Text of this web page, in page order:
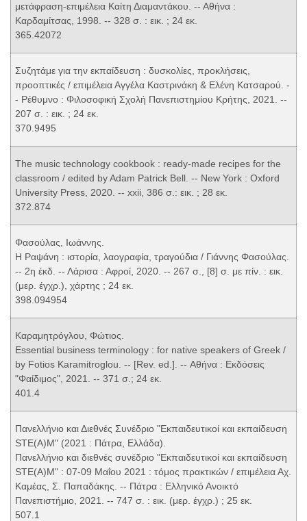
μετάφραση-επιμέλεια Καίτη Διαμαντάκου. -- Αθήνα :
Καρδαμίτσας, 1998. -- 328 σ. : εικ. ; 24 εκ.
365.42072
Συζητάμε για την εκπαίδευση : δυσκολίες, προκλήσεις,
προοπτικές / επιμέλεια Αγγέλα Καστρινάκη & Ελένη Κατσαρού. -
- Ρέθυμνο : Φιλοσοφική Σχολή Πανεπιστημίου Κρήτης, 2021. --
207 σ. : εικ. ; 24 εκ.
370.9495
The music technology cookbook : ready-made recipes for the
classroom / edited by Adam Patrick Bell. -- New York : Oxford
University Press, 2020. -- xxii, 386 σ.: εικ. ; 28 εκ.
372.874
Φασούλας, Ιωάννης.
Η Ραψάνη : ιστορία, λαογραφία, τραγούδια / Γιάννης Φασούλας.
-- 2η έκδ. -- Λάρισα : Αφροί, 2020. -- 267 σ., [8] σ. με πίν. : εικ.
(μερ. έγχρ.), χάρτης ; 24 εκ.
398.094954
Καραμητρόγλου, Φώτιος.
Essential business terminology : for native speakers of Greek /
by Fotios Karamitroglou. -- [Rev. ed.]. -- Αθήνα : Εκδόσεις
"Φαίδιμος", 2021. -- 371 σ.; 24 εκ.
401.4
Πανελλήνιο και Διεθνές Συνέδριο "Εκπαιδευτικοί και εκπαίδευση
STE(A)M" (2021 : Πάτρα, Ελλάδα).
Πανελλήνιο και διεθνές συνέδριο "Εκπαιδευτικοί και εκπαίδευση
STE(A)M" : 07-09 Μαΐου 2021 : τόμος πρακτικών / επιμέλεια Αχ.
Καμέας, Σ. Παπαδάκης. -- Πάτρα : Ελληνικό Ανοικτό
Πανεπιστήμιο, 2021. -- 747 σ. : εικ. (μερ. έγχρ.) ; 25 εκ.
507.1